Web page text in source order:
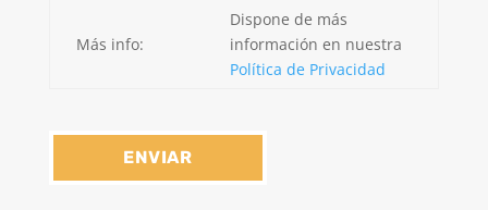
Más info:
Dispone de más
información en nuestra
Política de Privacidad